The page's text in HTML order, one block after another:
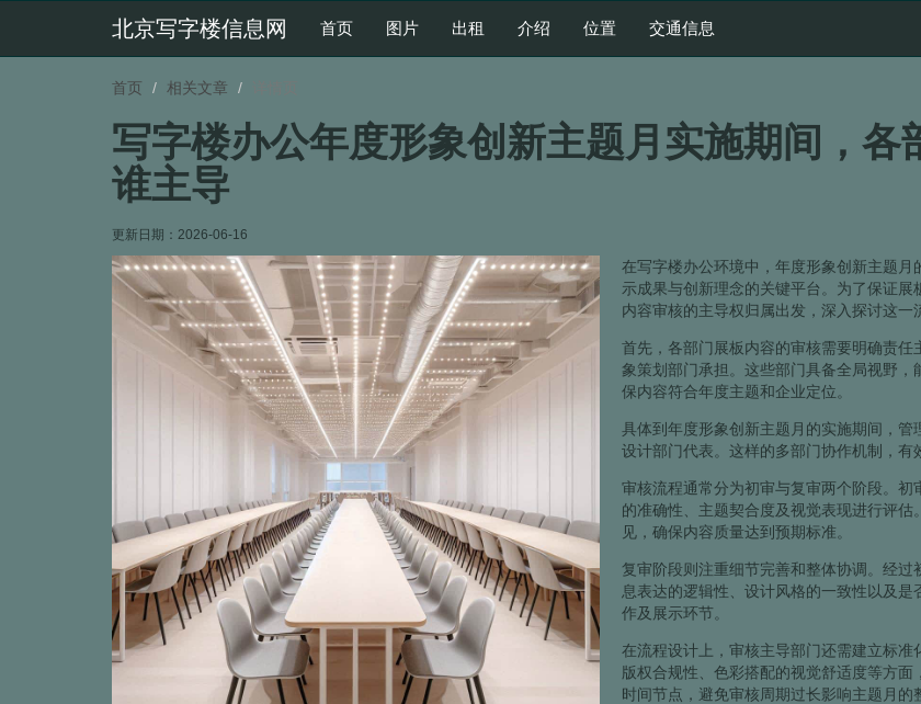
北京写字楼信息网 首页 图片 出租 介绍 位置 交通信息
首页 相关文章
写字楼办公年度形象创新主题月实施期间，各
谁主导
更新日期： 2026-06-16
在写字楼办公环境中，年度形象创新主题
示成果与创新理念的关键平台。为了保证
内容审核的主导权归属出发，深入探讨这一
首先，各部门展板内容的审核需要明确责
象策划部门承担。这些部门具备全局视野
保内容符合年度主题和企业定位。
具体到年度形象创新主题月的实施期间，
设计部门代表。这样的多部门协作机制，有
审核流程通常分为初审与复审两个阶段。
的准确性、主题契合度及视觉表现进行评
见，确保内容质量达到预期标准。
复审阶段则注重细节完善和整体协调。经
息表达的逻辑性、设计风格的一致性以及
作及展示环节。
在流程设计上，审核主导部门还需建立标
版权合规性、色彩搭配的视觉舒适度等方
时间节点，避免审核周期过长影响主题月的